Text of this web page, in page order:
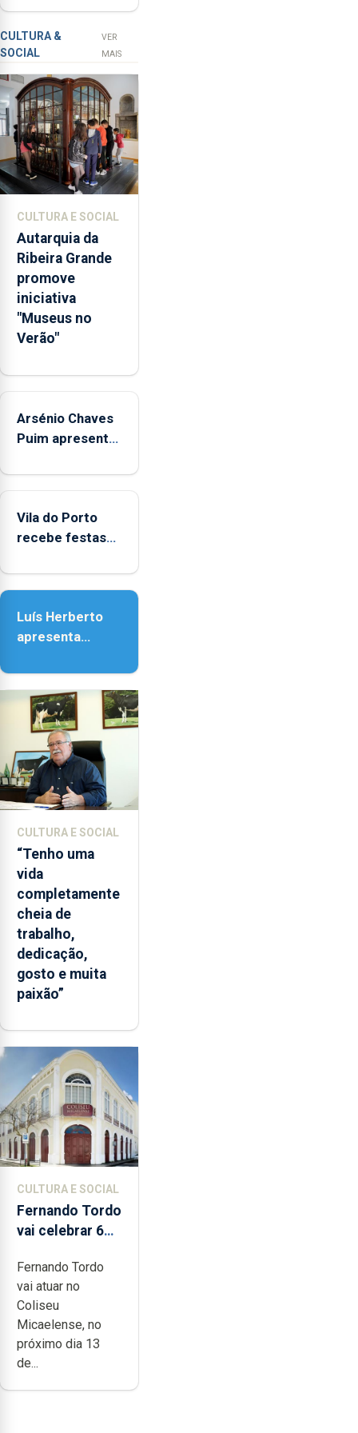
a
prevenção
primária
da
violência
doméstica,
através
da
promoção
de
competências
emocionais
e
sociais
junto
das
crianças
selo Marca
Açores
CULTURA &
SOCIAL
VER
MAIS
CULTURA E SOCIAL
Autarquia da
Ribeira Grande
promove
iniciativa
"Museus no
Verão"
Arsénio Chaves
Puim apresenta
Biblioteca de
Vila do Porto
recebe festas
Nossa Senhora
Luís Herberto
apresenta
Paisagem’
CULTURA E SOCIAL
“Tenho uma
vida
completamente
cheia de
trabalho,
dedicação,
gosto e muita
paixão”
CULTURA E SOCIAL
Fernando Tordo
vai celebrar 60
no Coliseu
Micaelense
Fernando Tordo
vai atuar no
Coliseu
Micaelense, no
próximo dia 13
de...